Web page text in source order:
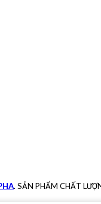
. SẢN PHẨM CHẤT